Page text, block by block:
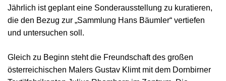
Jährlich ist geplant eine Sonderausstellung zu kuratieren,
die den Bezug zur „Sammlung Hans Bäumler“ vertiefen
und untersuchen soll.
Gleich zu Beginn steht die Freundschaft des großen
österreichischen Malers Gustav Klimt mit dem Dornbirner